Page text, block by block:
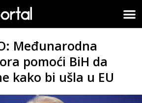
Međunarodna
pomoći BiH da
kako bi ušla u EU